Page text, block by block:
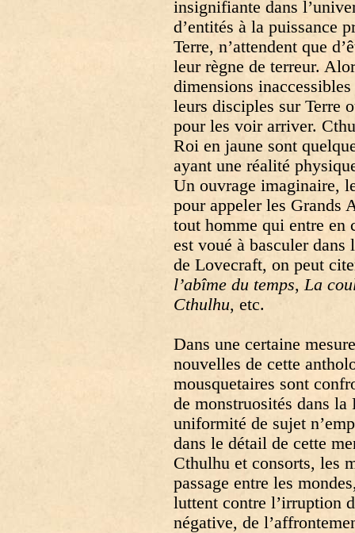
insignifiante dans
d’entités à la puissance
Terre, n’attendent que
leur règne de terreur.
dimensions
leurs disciples sur Terre
pour les voir arriver.
Roi en jaune sont
ayant une réalité
Un ouvrage imaginaire,
pour appeler les Grands
tout homme qui entre en
est voué à basculer
de Lovecraft, on peut
l’abîme du temps,La
Cthulhu, etc.
Dans une certaine
nouvelles de cette
mousquetaires sont
de monstruosités dans
uniformité de sujet
dans le détail de cette
Cthulhu et consorts, les
passage entre les
luttent contre l’irruption
négative, de